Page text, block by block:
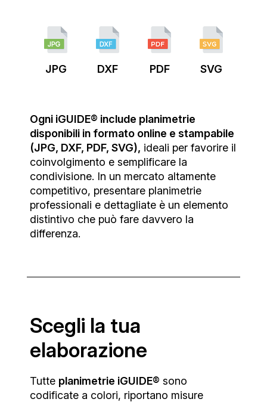
JPG DXF PDF SVG
Ogni iGUIDE® include planimetrie
disponibili in formato online e stampabile
(JPG, DXF, PDF, SVG), ideali per favorire il
coinvolgimento e semplificare la
condivisione. In un mercato altamente
competitivo, presentare planimetrie
professionali e dettagliate è un elemento
distintivo che può fare davvero la
differenza.
Scegli la tua
elaborazione
Tutte planimetrie iGUIDE® sono
codificate a colori, riportano misure